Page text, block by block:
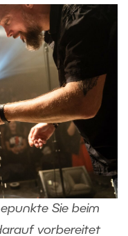
Sie beim
vorbereitet